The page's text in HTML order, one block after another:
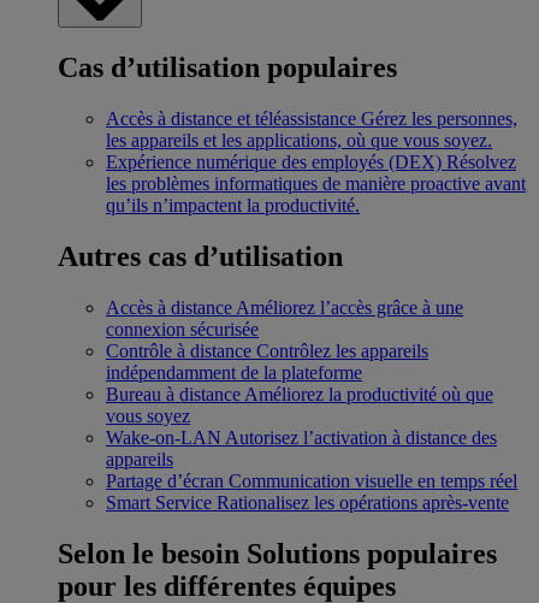
Cas d’utilisation populaires
Accès à distance et téléassistance Gérez les personnes,
les appareils et les applications, où que vous soyez.
Expérience numérique des employés (DEX) Résolvez
les problèmes informatiques de manière proactive avant
qu’ils n’impactent la productivité.
Autres cas d’utilisation
Accès à distance Améliorez l’accès grâce à une
connexion sécurisée
Contrôle à distance Contrôlez les appareils
indépendamment de la plateforme
Bureau à distance Améliorez la productivité où que
vous soyez
Wake-on-LAN Autorisez l’activation à distance des
appareils
Partage d’écran Communication visuelle en temps réel
Smart Service Rationalisez les opérations après-vente
Selon le besoin Solutions populaires
pour les différentes équipes